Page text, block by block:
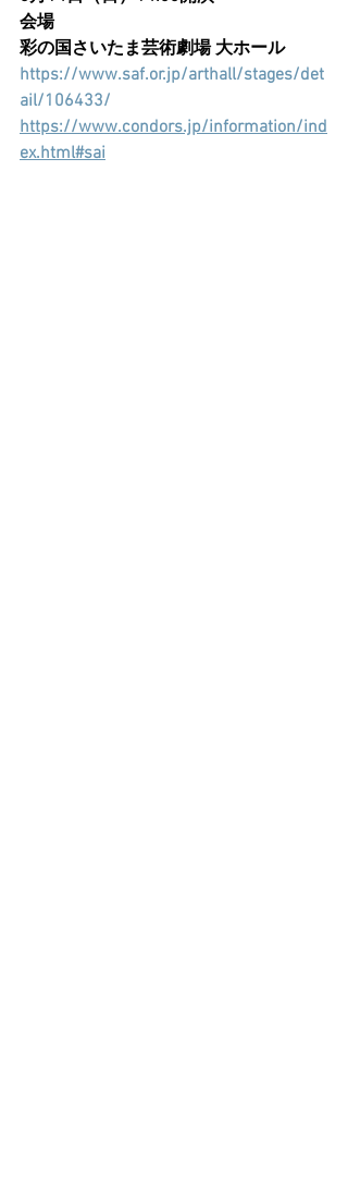
会場
彩の国さいたま芸術劇場 大ホール
https://www.saf.or.jp/arthall/stages/det
ail/106433/
https://www.condors.jp/information/ind
ex.html#sai